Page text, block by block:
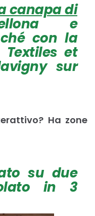
canapa di
e
con la
et
sur
Ha zone
su due
in 3